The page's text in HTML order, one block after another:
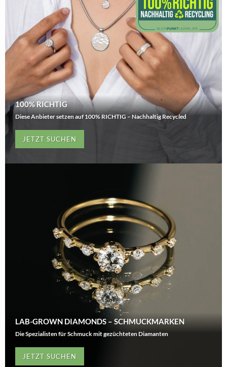
100% RICHTIG
Diese Anbieter setzen auf 100% RICHTIG – Nachhaltig Recycled
JETZT SUCHEN
LAB-GROWN DIAMONDS – SCHMUCKMARKEN
Die Spezialisten für Schmuck mit gezüchteten Diamanten
JETZT SUCHEN